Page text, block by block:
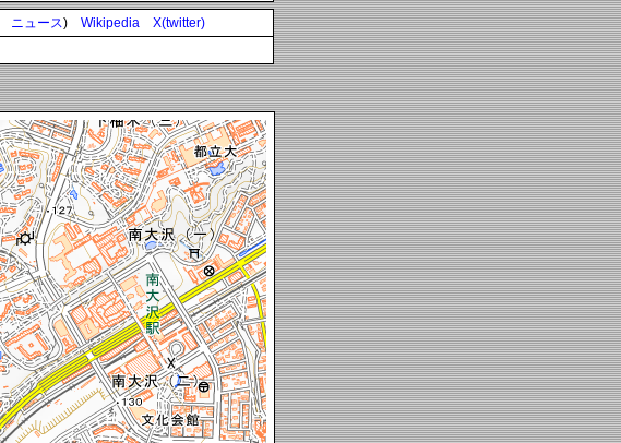
ニュース) Wikipedia X(twitter)